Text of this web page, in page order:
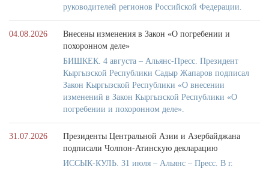
руководителей регионов Российской Федерации.
04.08.2026
Внесены изменения в Закон «О погребении и
похоронном деле»
БИШКЕК. 4 августа – Альянс-Пресс. Президент
Кыргызской Республики Садыр Жапаров подписал
Закон Кыргызской Республики «О внесении
изменений в Закон Кыргызской Республики «О
погребении и похоронном деле».
31.07.2026
Президенты Центральной Азии и Азербайджана
подписали Чолпон-Атинскую декларацию
ИССЫК-КУЛЬ. 31 июля – Альянс – Пресс. В г.